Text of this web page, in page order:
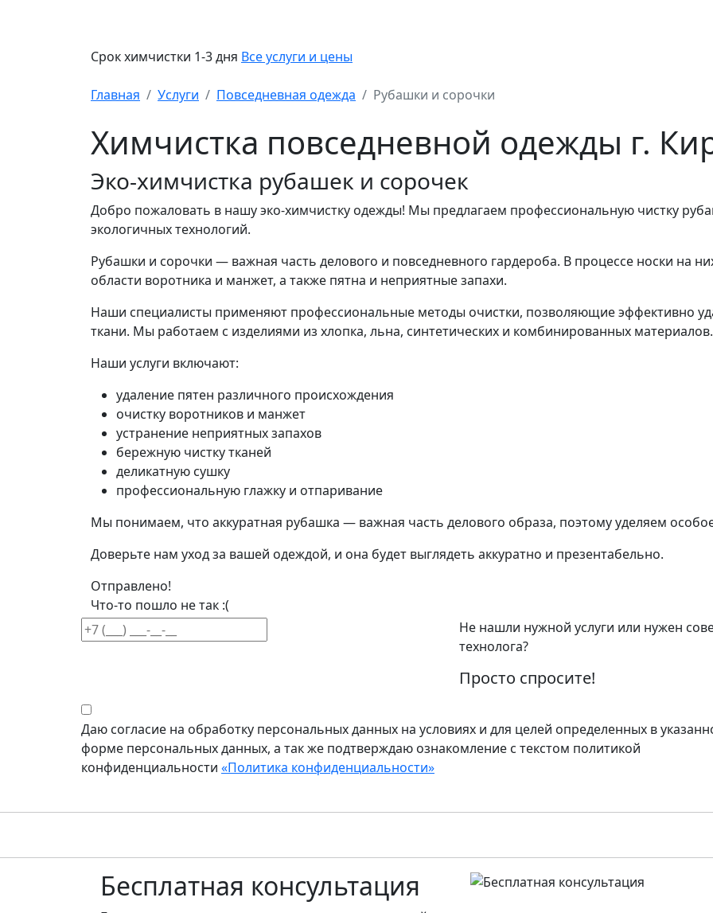
Срок химчистки 1-3 дня Все услуги и цены
Главная Услуги Повседневная одежда Рубашки и сорочки
Химчистка повседневной одежды г.
Эко-химчистка рубашек и сорочек
Добро пожаловать в нашу эко-химчистку одежды! Мы предлагаем профессиональную чистку
экологичных технологий.
Рубашки и сорочки — важная часть делового и повседневного гардероба. В процессе носки на
области воротника и манжет, а также пятна и неприятные запахи.
Наши специалисты применяют профессиональные методы очистки, позволяющие эффективно
ткани. Мы работаем с изделиями из хлопка, льна, синтетических и комбинированных материалов.
Наши услуги включают:
удаление пятен различного происхождения
очистку воротников и манжет
устранение неприятных запахов
бережную чистку тканей
деликатную сушку
профессиональную глажку и отпаривание
Мы понимаем, что аккуратная рубашка — важная часть делового образа, поэтому уделяем
Доверьте нам уход за вашей одеждой, и она будет выглядеть аккуратно и презентабельно.
Отправлено!
Что-то пошло не так :(
Не нашли нужной услуги или нужен
технолога?
Просто спросите!
Даю согласие на обработку персональных данных на условиях и для целей определенных в
форме персональных данных, а так же подтверждаю ознакомление с текстом политикой
конфиденциальности «Политика конфиденциальности»
Бесплатная консультация